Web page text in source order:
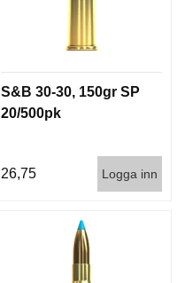
S&B 30-30, 150gr SP
20/500pk
26,75 Logga inn